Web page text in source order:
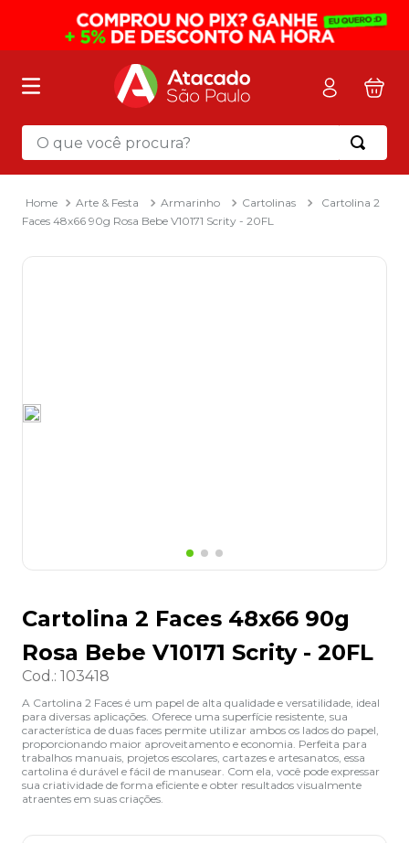
O que você procura?
Arte & Festa Armarinho Cartolinas
Cartolina 2
Faces 48x66 90g Rosa Bebe V10171 Scrity - 20FL
Cartolina 2 Faces 48x66 90g
Rosa Bebe V10171 Scrity - 20FL
Cod.: 103418
A Cartolina 2 Faces é um papel de alta qualidade e versatilidade, ideal
para diversas aplicações. Oferece uma superfície resistente, sua
característica de duas faces permite utilizar ambos os lados do papel,
proporcionando maior aproveitamento e economia. Perfeita para
trabalhos manuais, projetos escolares, cartazes e artesanatos, essa
cartolina é durável e fácil de manusear. Com ela, você pode expressar
sua criatividade de forma eficiente e obter resultados visualmente
atraentes em suas criações.
Termos mais buscados
mochila
2º sacola
3º mala
8